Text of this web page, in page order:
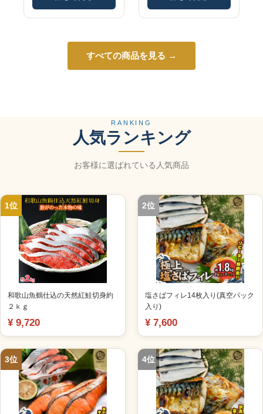
すべての商品を見る →
RANKING
人気ランキング
お客様に選ばれている人気商品
1位
和歌山魚鶴仕込の天然紅鮭切身約
２ｋｇ
¥ 9,720
2位
塩さばフィレ14枚入り(真空パック
入り)
¥ 7,600
3位 4位